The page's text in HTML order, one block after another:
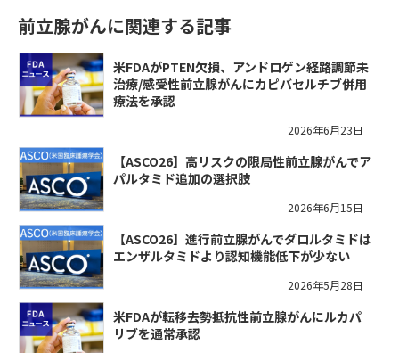
前立腺がんに関連する記事
米FDAがPTEN欠損、アンドロゲン経路調節未
治療/感受性前立腺がんにカピバセルチブ併用
療法を承認
2026年6月23日
【ASCO26】高リスクの限局性前立腺がんでア
パルタミド追加の選択肢
2026年6月15日
【ASCO26】進行前立腺がんでダロルタミドは
エンザルタミドより認知機能低下が少ない
2026年5月28日
米FDAが転移去勢抵抗性前立腺がんにルカパ
リブを通常承認